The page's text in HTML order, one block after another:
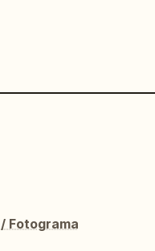
Fotograma